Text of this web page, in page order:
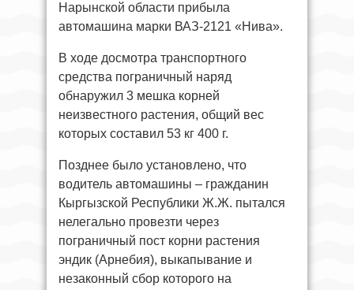
Нарынской области прибыла
автомашина марки ВАЗ-2121 «Нива».
В ходе досмотра транспортного
средства пограничный наряд
обнаружил 3 мешка корней
неизвестного растения, общий вес
которых составил 53 кг 400 г.
Позднее было установлено, что
водитель автомашины – гражданин
Кыргызской Республики Ж.Ж. пытался
нелегально провезти через
пограничный пост корни растения
эндик (Арнебия), выкапывание и
незаконный сбор которого на